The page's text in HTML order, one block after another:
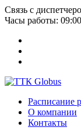
Связь с
Часы работы:
Расписание
О компании
Контакты